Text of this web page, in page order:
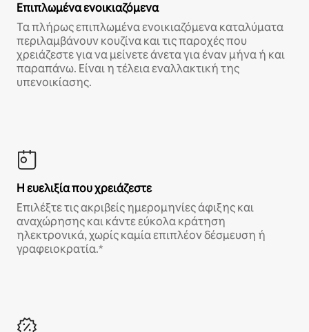
Επιπλωμένα ενοικιαζόμενα
Τα πλήρως επιπλωμένα ενοικιαζόμενα καταλύματα
περιλαμβάνουν κουζίνα και τις παροχές που
χρειάζεστε για να μείνετε άνετα για έναν μήνα ή και
παραπάνω. Είναι η τέλεια εναλλακτική της
υπενοικίασης.
Η ευελιξία που χρειάζεστε
Επιλέξτε τις ακριβείς ημερομηνίες άφιξης και
αναχώρησης και κάντε εύκολα κράτηση
ηλεκτρονικά, χωρίς καμία επιπλέον δέσμευση ή
γραφειοκρατία.*